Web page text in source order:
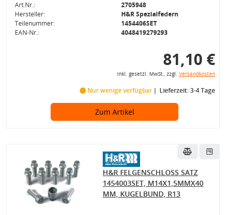
Art.Nr.:
2705948
Hersteller:
H&R Spezialfedern
Teilenummer:
1454406SET
EAN-Nr.:
4048419279293
81,10 €
inkl. gesetzl. MwSt., zzgl. Versandkosten
Nur wenige verfügbar Lieferzeit: 3-4 Tage
Zum Artikel
H&R FELGENSCHLOSS SATZ
1454003SET, M14X1,5MMX40
MM, KUGELBUND, R13